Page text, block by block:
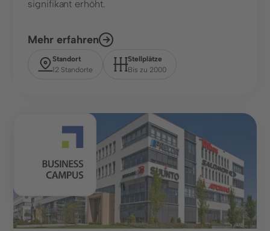
signifikant erhöht.
Mehr erfahren
Standort
12 Standorte
Stellplätze
Bis zu 2000
Parkhaus